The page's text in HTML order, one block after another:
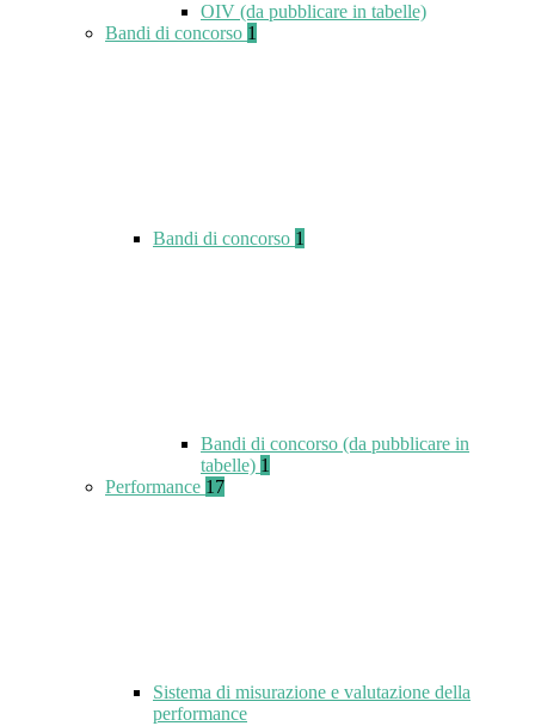
OIV (da pubblicare in tabelle)
Bandi di concorso 1
Bandi di concorso 1
Bandi di concorso (da pubblicare in
tabelle) 1
Performance 17
Sistema di misurazione e valutazione della
performance